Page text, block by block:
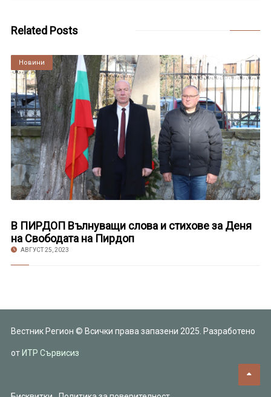
Related Posts
Култура
Новини
В ПИРДОП Вълнуващи слова и стихове за Деня
на Свободата на Пирдоп
АВГУСТ 25, 2023
Вестник Регион © Всички права запазени 2025. Разработено
от ИТР Сървисиз